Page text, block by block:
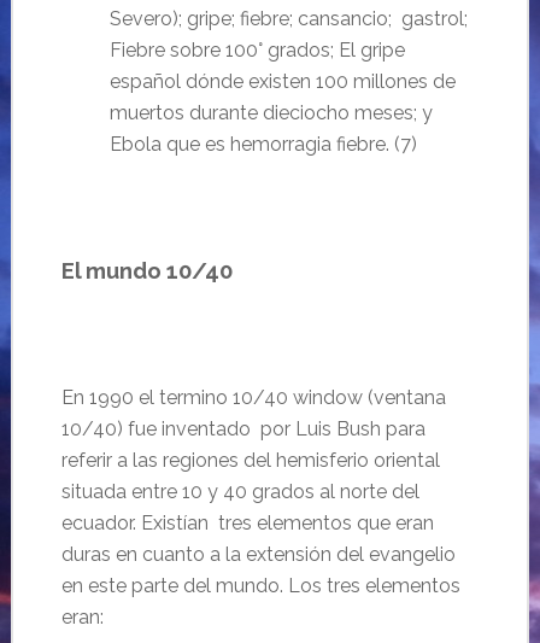
Severo); gripe; fiebre; cansancio; gastrol;
Fiebre sobre 100° grados; El gripe
español dónde existen 100 millones de
muertos durante dieciocho meses; y
Ebola que es hemorragia fiebre. (7)
El mundo 10/40
En 1990 el termino 10/40 window (ventana
10/40) fue inventado por Luis Bush para
referir a las regiones del hemisferio oriental
situada entre 10 y 40 grados al norte del
ecuador. Existían tres elementos que eran
duras en cuanto a la extensión del evangelio
en este parte del mundo. Los tres elementos
eran: